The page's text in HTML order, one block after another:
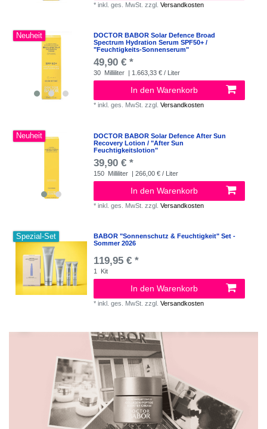
*inkl. ges. MwSt. zzgl.Versandkosten
Neuheit
DOCTOR BABOR Solar Defence Broad
Spectrum Hydration Serum SPF50+ /
"Feuchtigkeits-Sonnenserum"
49,90 € *
30 Milliliter | 1.663,33 € / Liter
In den Warenkorb
*inkl. ges. MwSt. zzgl.Versandkosten
Neuheit
DOCTOR BABOR Solar Defence After Sun
Recovery Lotion / "After Sun
Feuchtigkeitslotion"
39,90 € *
150 Milliliter | 266,00 € / Liter
In den Warenkorb
*inkl. ges. MwSt. zzgl.Versandkosten
Spezial-Set
BABOR "Sonnenschutz & Feuchtigkeit" Set -
Sommer 2026
119,95 € *
1 Kit
In den Warenkorb
*inkl. ges. MwSt. zzgl.Versandkosten